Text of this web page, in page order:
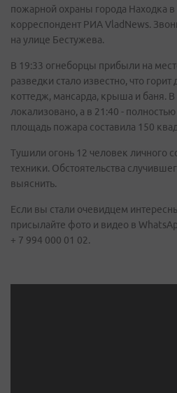
пожарной охраны города Находка
корреспондент РИА VladNews.
на улице Бестужева.
В 19:33 огнеборцы прибыли на
разведки стало известно, что
коттедж, мансарда, крыша и баня.
локализовано, а в 21:40 -
площадь пожара составила 150
Тушили огонь 12 человек личного
техники. Обстоятельства
выяснить.
Если вы стали очевидцем
присылайте фото и видео в
+ 7 994 000 01 02.